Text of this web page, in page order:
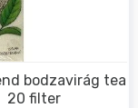
bodzavirág tea
20 filter